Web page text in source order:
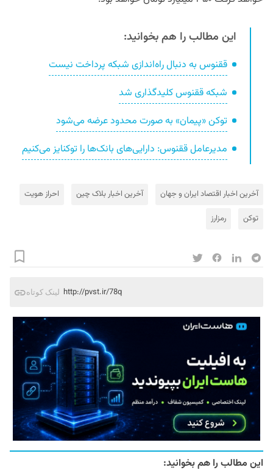
این مطالب را هم بخوانید:
ققنوس به دنبال راه‌اندازی شبکه پرداخت نیست
شبکه ققنوس کلیدگذاری شد
توکن «پیمان» به صورت محدود عرضه می‌شود
مدیرعامل ققنوس: دارایی‌های بانک‌ها را توکنایز می‌کنیم
آخرین اخبار اقتصاد ایران و جهان آخرین اخبار بلاک‌ چین
احراز هویت
توکن
رمزارز
لینک کوتاه http://pvst.ir/78q
این مطالب را هم بخوانید: